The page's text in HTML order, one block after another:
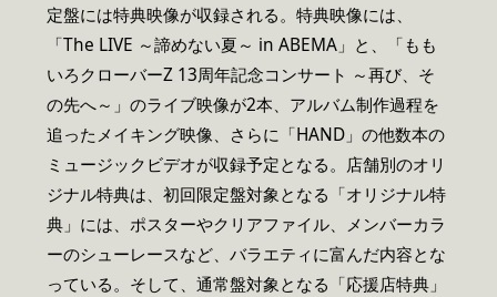
定盤には特典映像が収録される。特典映像には、
「The LIVE ～諦めない夏～ in ABEMA」と、「もも
いろクローバーZ 13周年記念コンサート ～再び、そ
の先へ～」のライブ映像が2本、アルバム制作過程を
追ったメイキング映像、さらに「HAND」の他数本の
ミュージックビデオが収録予定となる。店舗別のオリ
ジナル特典は、初回限定盤対象となる「オリジナル特
典」には、ポスターやクリアファイル、メンバーカラ
ーのシューレースなど、バラエティに富んだ内容とな
っている。そして、通常盤対象となる「応援店特典」